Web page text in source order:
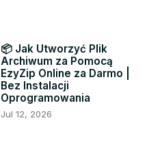
📦 Jak Utworzyć Plik
Archiwum za Pomocą
EzyZip Online za Darmo |
Bez Instalacji
Oprogramowania
Jul 12, 2026